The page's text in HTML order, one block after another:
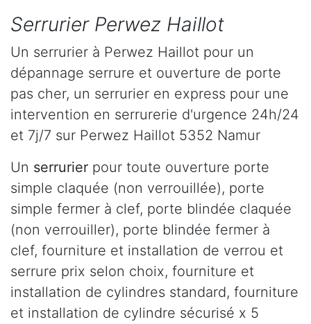
Serrurier Perwez Haillot
Un serrurier à Perwez Haillot pour un
dépannage serrure et ouverture de porte
pas cher, un serrurier en express pour une
intervention en serrurerie d'urgence 24h/24
et 7j/7 sur Perwez Haillot 5352 Namur
Un serrurier pour toute ouverture porte
simple claquée (non verrouillée), porte
simple fermer à clef, porte blindée claquée
(non verrouiller), porte blindée fermer à
clef, fourniture et installation de verrou et
serrure prix selon choix, fourniture et
installation de cylindres standard, fourniture
et installation de cylindre sécurisé x 5